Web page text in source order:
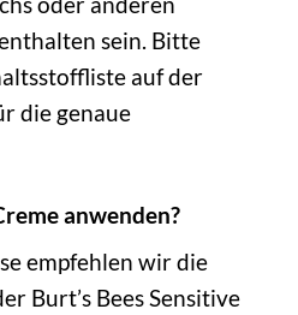
sein. Bitte
auf der
die genaue
anwenden?
empfehlen wir die
Burt’s Bees Sensitive